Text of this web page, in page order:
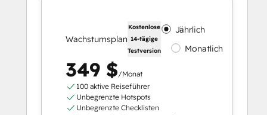
Wachstumsplan
Kostenlose
14-tägige
Testversion
Jährlich
Monatlich
349 $/Monat
100 aktive Reiseführer
Unbegrenzte Hotspots
Unbegrenzte Checklisten